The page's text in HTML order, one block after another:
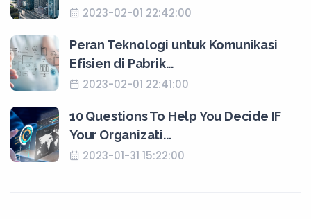
2023-02-01 22:42:00
Peran Teknologi untuk Komunikasi
Efisien di Pabrik...
2023-02-01 22:41:00
10 Questions To Help You Decide IF
Your Organizati...
2023-01-31 15:22:00